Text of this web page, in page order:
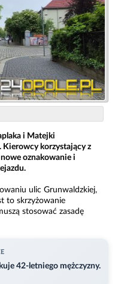
i Matejki
korzystający z
oznakowanie i
ulic Grunwaldzkiej,
to skrzyżowanie
stosować zasadę
42-letniego mężczyzny.